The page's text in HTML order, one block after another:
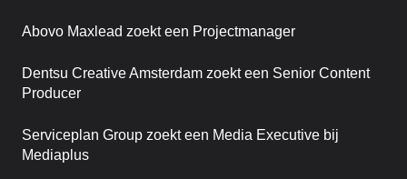
Abovo Maxlead zoekt een Projectmanager
Dentsu Creative Amsterdam zoekt een Senior Content
Producer
Serviceplan Group zoekt een Media Executive bij
Mediaplus